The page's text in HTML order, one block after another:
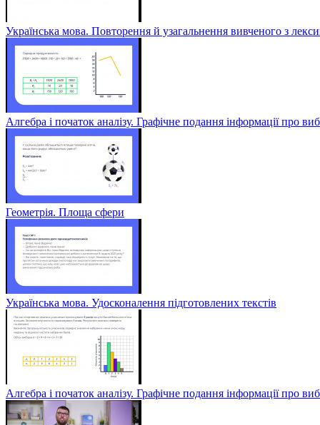
Українська мова. Повторення й узагальнення вивченого з
Алгебра і початок аналізу. Графічне подання інформації про
Геометрія. Площа сфери
Українська мова. Удосконалення підготовлених текстів
Алгебра і початок аналізу. Графічне подання інформації про